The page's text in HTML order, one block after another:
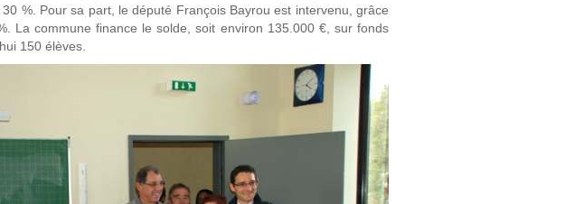
%. Pour sa part, le député François Bayrou est intervenu, grâce
La commune finance le solde, soit environ 135.000 €, sur fonds
150 élèves.